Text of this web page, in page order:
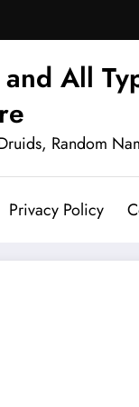
All
Random
Privacy Policy